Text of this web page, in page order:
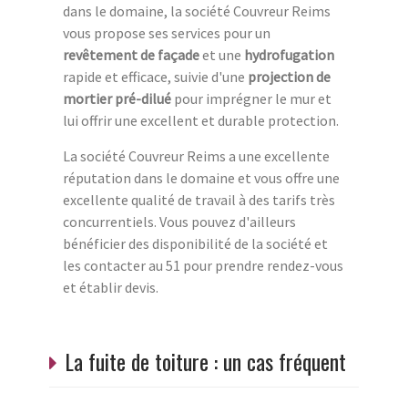
dans le domaine, la société Couvreur Reims
vous propose ses services pour un
revêtement de façadeet une hydrofugation
rapide et efficace, suivie d'une projection de
mortier pré-dilué pour imprégner le mur et
lui offrir une excellent et durable protection.
La société Couvreur Reims a une excellente
réputation dans le domaine et vous offre une
excellente qualité de travail à des tarifs très
concurrentiels. Vous pouvez d'ailleurs
bénéficier des disponibilité de la société et
les contacter au 51 pour prendre rendez-vous
et établir devis.
La fuite de toiture : un cas fréquent